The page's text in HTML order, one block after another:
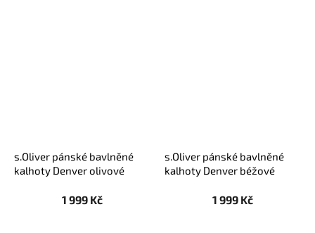
s.Oliver pánské bavlněné
kalhoty Denver olivové
1 999 Kč
s.Oliver pánské bavlněné
kalhoty Denver béžové
1 999 Kč